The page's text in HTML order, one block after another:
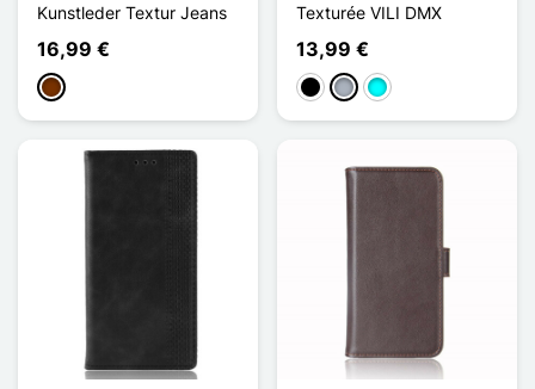
Kunstleder Textur Jeans
16,99 €
Kaffee
Texturée VILI DMX
13,99 €
Schwarz
GrauCyan